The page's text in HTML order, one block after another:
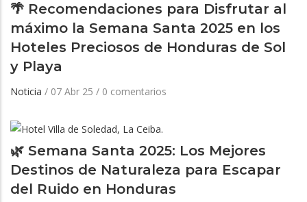
🌴 Recomendaciones para Disfrutar al
máximo la Semana Santa 2025 en los
Hoteles Preciosos de Honduras de Sol
y Playa
Noticia / 07 Abr 25 / 0 comentarios
🌿 Semana Santa 2025: Los Mejores
Destinos de Naturaleza para Escapar
del Ruido en Honduras